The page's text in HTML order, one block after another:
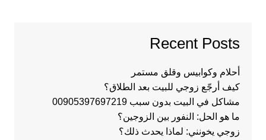
Recent Posts
أحلام وكوابيس وقلق مستمر
كيف أرجّع زوجي للبيت بعد الطلاق؟
مشاكل في البيت بدون سبب 00905397697219
ما هو الحل: النفور بين الزوجين؟
زوجي يخونني: لماذا يحدث ذلك؟